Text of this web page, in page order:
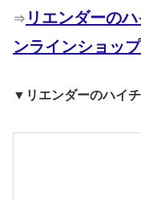
⇒ リエンダーの
ンラインショッ
▼リエンダーのハイ